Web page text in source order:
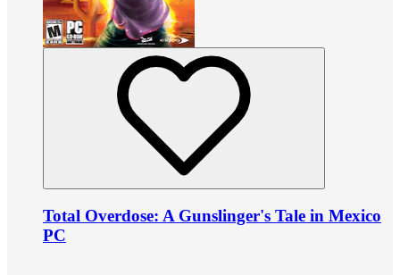
Total Overdose: A Gunslinger's Tale in Mexico
PC